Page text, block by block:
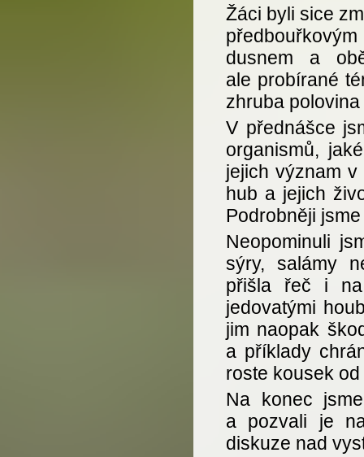
Žáci byli sice
předbouřkovým
dusnem a
ale probírané
zhruba
V přednášce
organismů,
jejich význam
hub a jejich
Podrobněji
Neopominuli
sýry, salámy
přišla řeč i na
jedovatými
jim naopak
a příklady
roste kousek od
Na konec
a pozvali je
diskuze nad